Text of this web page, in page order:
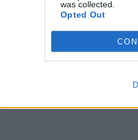
was collected.
Opted Out
kötéslistái
MÁR ELŐFIZETŐNK VAGY?